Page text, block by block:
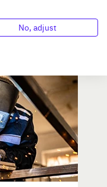
No, adjust